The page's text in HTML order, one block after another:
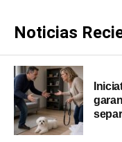
Noticias